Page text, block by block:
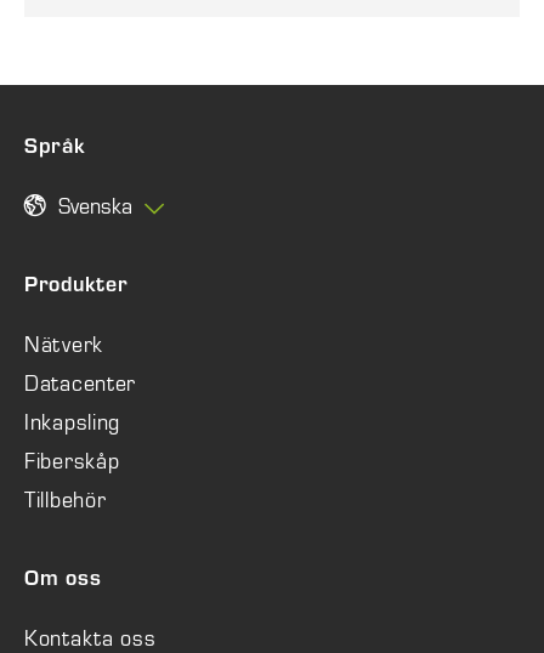
Språk
Svenska
Produkter
Nätverk
Datacenter
Inkapsling
Fiberskåp
Tillbehör
Om oss
Kontakta oss